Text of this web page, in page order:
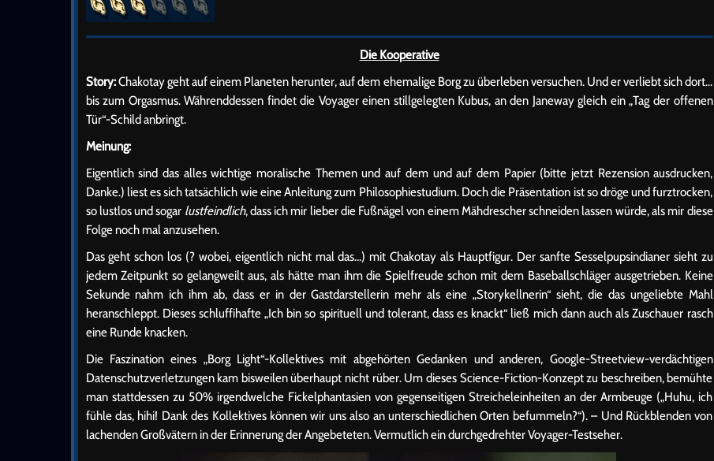
Die Kooperative
Story:Chakotay geht auf einem Planeten herunter, auf dem ehemalige Borg zu überleben versuchen. Und er verliebt sich dort…
bis zum Orgasmus. Währenddessen findet die Voyager einen stillgelegten Kubus, an den Janeway gleich ein „Tag der offenen
Tür“-Schild anbringt.
Meinung:
Eigentlich sind das alles wichtige moralische Themen und auf dem und auf dem Papier (bitte jetzt Rezension ausdrucken,
Danke.) liest es sich tatsächlich wie eine Anleitung zum Philosophiestudium. Doch die Präsentation ist so dröge und furztrocken,
so lustlos und sogar lustfeindlich, dass ich mir lieber die Fußnägel von einem Mähdrescher schneiden lassen würde, als mir diese
Folge noch mal anzusehen.
Das geht schon los (? wobei, eigentlich nicht mal das…) mit Chakotay als Hauptfigur. Der sanfte Sesselpupsindianer sieht zu
jedem Zeitpunkt so gelangweilt aus, als hätte man ihm die Spielfreude schon mit dem Baseballschläger ausgetrieben. Keine
Sekunde nahm ich ihm ab, dass er in der Gastdarstellerin mehr als eine „Storykellnerin“ sieht, die das ungeliebte Mahl
heranschleppt. Dieses schluffihafte „Ich bin so spirituell und tolerant, dass es knackt“ ließ mich dann auch als Zuschauer rasch
eine Runde knacken.
Die Faszination eines „Borg Light“-Kollektives mit abgehörten Gedanken und anderen, Google-Streetview-verdächtigen
Datenschutzverletzungen kam bisweilen überhaupt nicht rüber. Um dieses Science-Fiction-Konzept zu beschreiben, bemühte
man stattdessen zu 50% irgendwelche Fickelphantasien von gegenseitigen Streicheleinheiten an der Armbeuge („Huhu, ich
fühle das, hihi! Dank des Kollektives können wir uns also an unterschiedlichen Orten befummeln?“). – Und Rückblenden von
lachenden Großvätern in der Erinnerung der Angebeteten. Vermutlich ein durchgedrehter Voyager-Testseher.